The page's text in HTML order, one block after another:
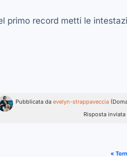
primo record metti le
Pubblicata da evelyn-strappaveccia
Risposta inviata
«